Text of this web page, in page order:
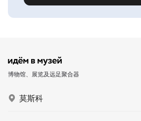
博物馆、展览及远足聚合器
莫斯科